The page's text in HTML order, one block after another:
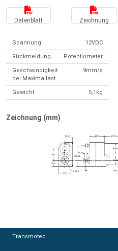
Datenblatt Zeichnung
Spannung 12VDC
Rückmeldung Potentiometer
Geschwindigkeit
bei Maximallast
9mm/s
Gewicht 5,1kg
Zeichnung (mm)
Transmotec
Transmotec